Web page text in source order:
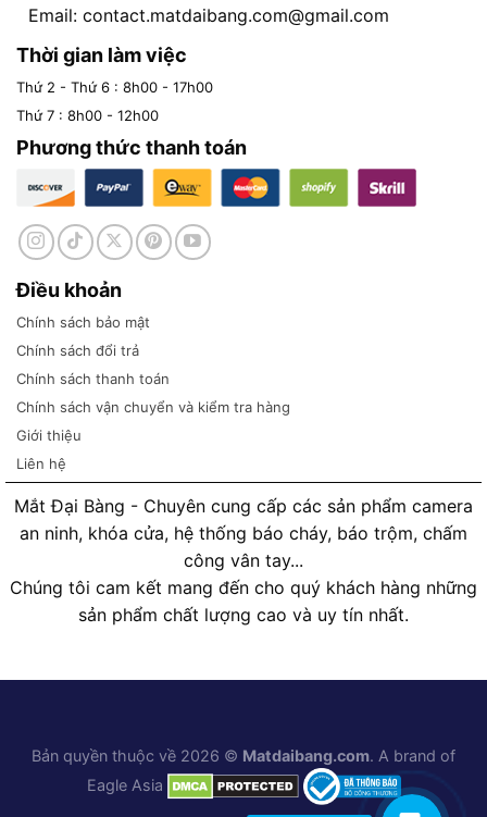
Email: contact.matdaibang.com@gmail.com
Thời gian làm việc
Thứ 2 - Thứ 6 : 8h00 - 17h00
Thứ 7 : 8h00 - 12h00
Phương thức thanh toán
Điều khoản
Chính sách bảo mật
Chính sách đổi trả
Chính sách thanh toán
Chính sách vận chuyển và kiểm tra hàng
Giới thiệu
Liên hệ
Mắt Đại Bàng - Chuyên cung cấp các sản phẩm camera
an ninh, khóa cửa, hệ thống báo cháy, báo trộm, chấm
công vân tay...
Chúng tôi cam kết mang đến cho quý khách hàng những
sản phẩm chất lượng cao và uy tín nhất.
Bản quyền thuộc về 2026 © Matdaibang.com. A brand of
Eagle Asia